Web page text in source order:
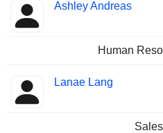
Ashley Andreas
Human
Lanae Lang